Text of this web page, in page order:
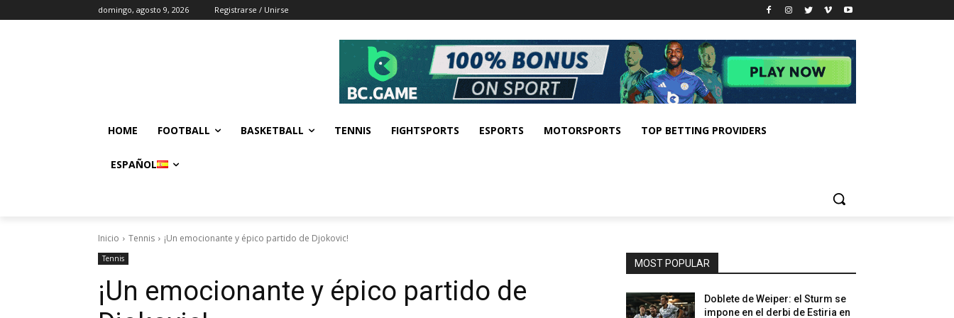
domingo, agosto 9, 2026 Registrarse / Unirse
HOME FOOTBALL BASKETBALL TENNIS FIGHTSPORTS ESPORTS MOTORSPORTS TOP BETTING PROVIDERS
ESPAÑOL
Inicio Tennis ¡Un emocionante y épico partido de Djokovic!
Tennis
¡Un emocionante y épico partido de
MOST POPULAR
Doblete de Weiper: el Sturm se
impone en el derbi de Estiria en